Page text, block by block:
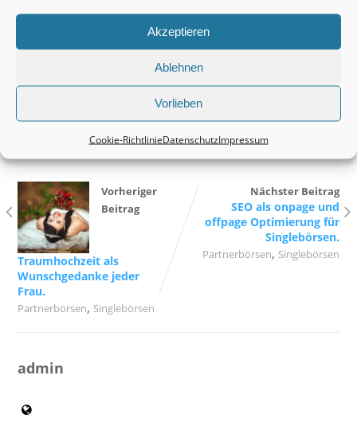
Akzeptieren
Ablehnen
Vorlieben
Cookie-RichtlinieDatenschutzImpressum
Dates mit einer Bitch, die zärtlich ist und gefühlvoll
Vorheriger
Beitrag
Traumhochzeit als
Wunschgedanke jeder
Frau.
Partnerbörsen, Singlebörsen
Nächster Beitrag
SEO als onpage und
offpage Optimierung für
Singlebörsen.
Partnerbörsen, Singlebörsen
admin